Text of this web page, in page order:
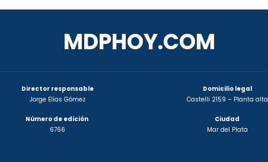
MDPHOY.COM
Director responsable
Jorge Elías Gómez
Número de edición
6766
Domicilio legal
Castelli 2159 – Planta alta
Ciudad
Mar del Plata